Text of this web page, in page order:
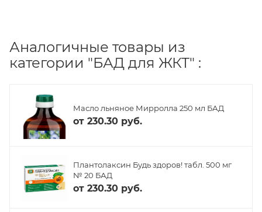
Аналогичные товары из
категории "БАД для ЖКТ" :
Масло льняное Мирролла 250 мл БАД
от 230.30 руб.
Плантолаксин Будь здоров! табл. 500 мг
№ 20 БАД
от 230.30 руб.